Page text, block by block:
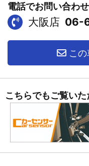
電話でお問い合わせ
大阪店 06-
こ
こちらでもご覧い